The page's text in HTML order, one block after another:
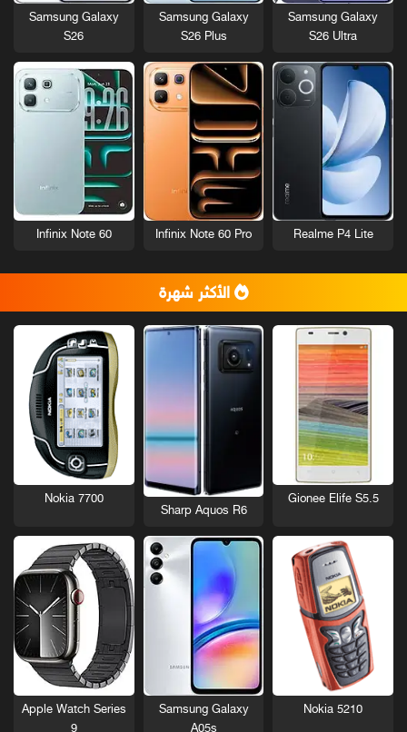
Samsung Galaxy
S26 Ultra
Samsung Galaxy
S26 Plus
Samsung Galaxy
S26
Realme P4 Lite
Infinix Note 60 Pro
Infinix Note 60
الأكثر شهرة
Gionee Elife S5.5
Sharp Aquos R6
Nokia 7700
Nokia 5210
Samsung Galaxy
Apple Watch Series